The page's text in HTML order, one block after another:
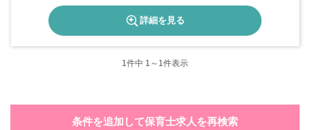
詳細を見る
1件中 1～1件表示
条件を追加して保育士求人を再検索